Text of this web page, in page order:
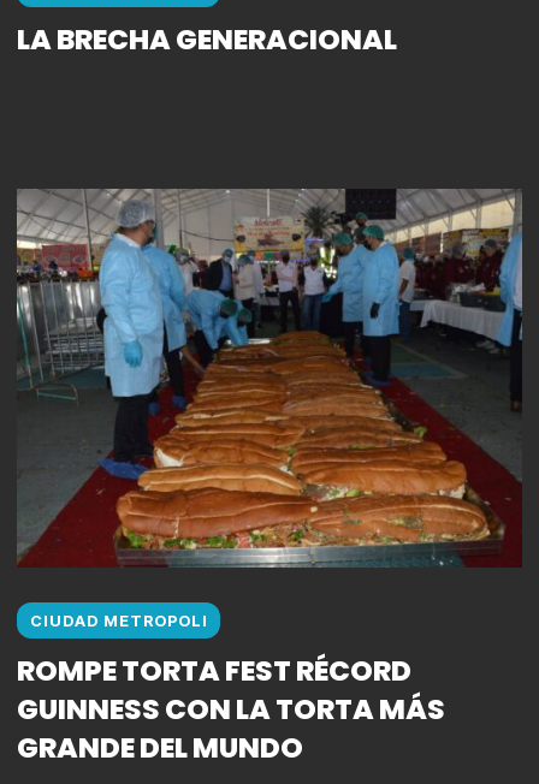
LA BRECHA GENERACIONAL
CIUDAD METROPOLI
ROMPE TORTA FEST RÉCORD
GUINNESS CON LA TORTA MÁS
GRANDE DEL MUNDO